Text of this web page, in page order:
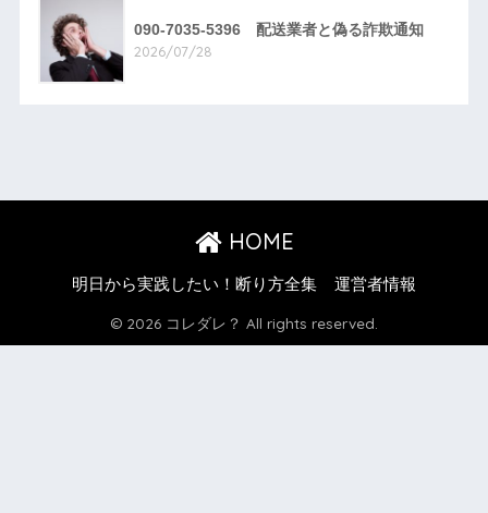
090-7035-5396 配送業者と偽る詐欺通知
2026/07/28
HOME
明日から実践したい！断り方全集 運営者情報
© 2026 コレダレ？ All rights reserved.